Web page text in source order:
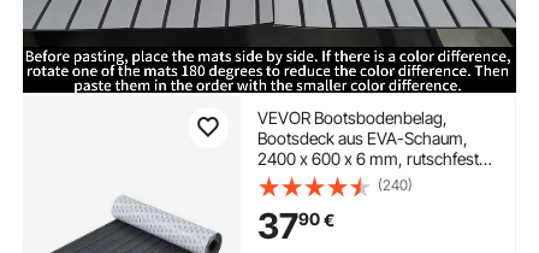
VEVOR Bootsbodenbelag,
Bootsdeck aus EVA-Schaum,
2400 x 600 x 6 mm, rutschfester,
selbstklebender Bodenbelag,
14400 cm² großer Marineteppich
für Boote, Yachten, Pontons,
Kajakdecks
(240)
3790€